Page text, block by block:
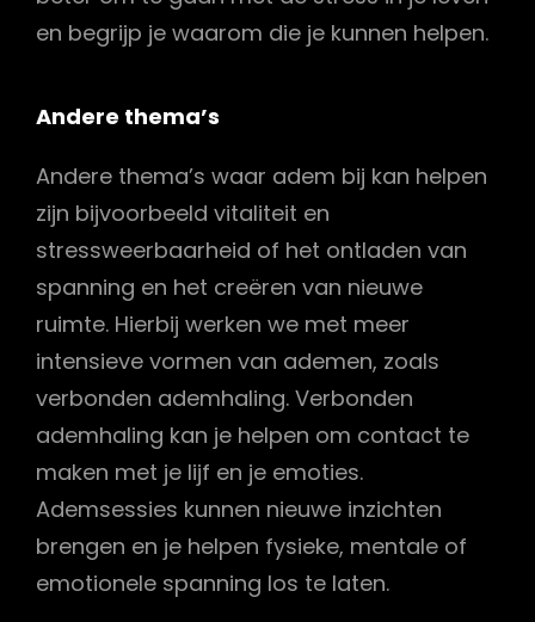
en begrijp je waarom die je kunnen helpen.
Andere thema’s
Andere thema’s waar adem bij kan helpen
zijn bijvoorbeeld vitaliteit en
stressweerbaarheid of het ontladen van
spanning en het creëren van nieuwe
ruimte. Hierbij werken we met meer
intensieve vormen van ademen, zoals
verbonden ademhaling. Verbonden
ademhaling kan je helpen om contact te
maken met je lijf en je emoties.
Ademsessies kunnen nieuwe inzichten
brengen en je helpen fysieke, mentale of
emotionele spanning los te laten.